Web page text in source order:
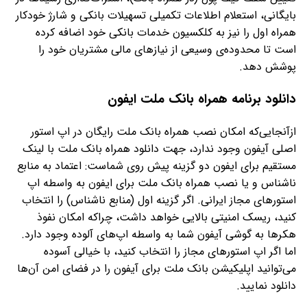
بایگانی، استعلام اطلاعات تکمیلی تسهیلات بانکی و شارژ خودکار
همراه اول را نیز به کلکسیون خدمات بانکی خود اضافه کرده
است تا محدوده‌ی وسیعی از نیازهای مالی مشتریان خود را
پوشش دهد.
دانلود برنامه همراه بانک ملت ایفون
ازآنجایی‌که امکان نصب همراه بانک ملت رایگان در اپ استور
اصلی آیفون وجود ندارد، جهت دانلود همراه بانک ملت با لینک
مستقیم برای ایفون دو گزینه پیش روی شماست: اعتماد به منابع
ناشناس و یا نصب همراه بانک ملت برای ایفون به واسطه اپ
استورهای مجاز ایرانی. اگر گزینه اول (منابع ناشناس) را انتخاب
کنید، ریسک امنیتی بالایی خواهد داشت، چراکه امکان نفوذ
هکرها به گوشی آیفون شما به واسطه اپ‌های آلوده وجود دارد.
اما اگر اپ استورهای مجاز را انتخاب کنید، با خیالی آسوده
می‌توانید اپلیکیشن بانک ملت برای آیفون را در فضای امن آن‌ها
دانلود نمایید.